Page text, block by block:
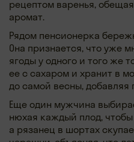
рецептом варенья,
аромат.
Рядом пенсионерка
Она признается, что уже
ягоды у одного и того же
ее с сахаром и хранит в
до самой весны,
Еще один мужчина
нюхая каждый плод, чтобы
а рязанец в шортах